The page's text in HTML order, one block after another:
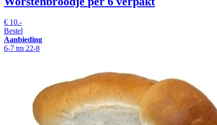
€ 10.-
Bestel
Aanbieding
6-7 tm 22-8